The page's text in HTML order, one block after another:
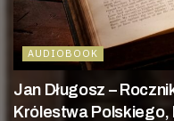
AUDIOBOOK
Jan Długosz –
Królestwa Polskiego,